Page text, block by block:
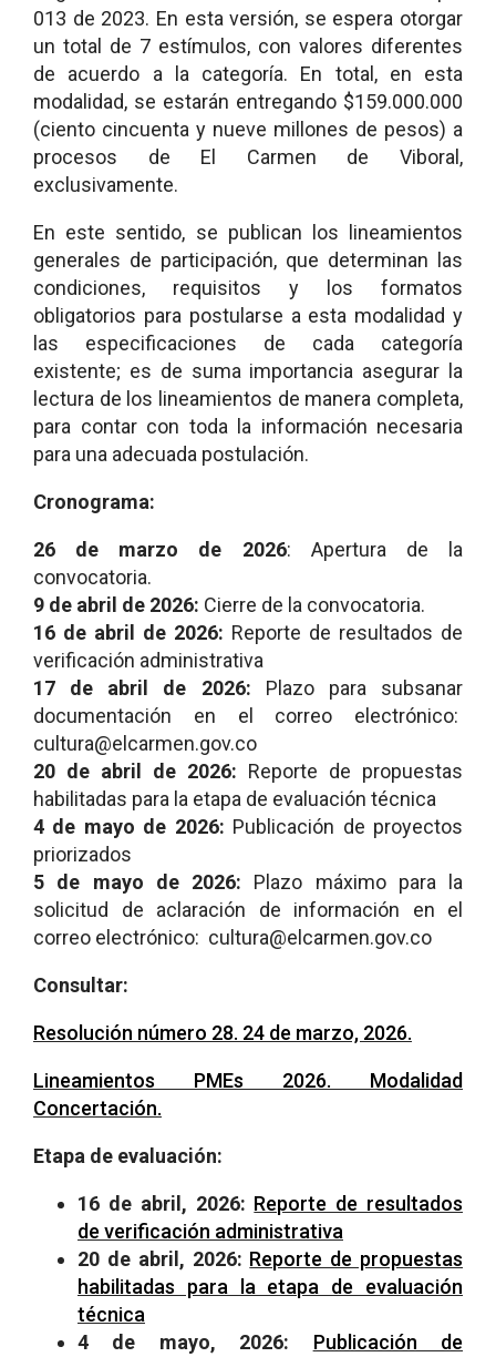
013 de 2023. En esta versión, se espera otorgar
un total de 7 estímulos, con valores diferentes
de acuerdo a la categoría. En total, en esta
modalidad, se estarán entregando $159.000.000
(ciento cincuenta y nueve millones de pesos) a
procesos de El Carmen de Viboral,
exclusivamente.
En este sentido, se publican los lineamientos
generales de participación, que determinan las
condiciones, requisitos y los formatos
obligatorios para postularse a esta modalidad y
las especificaciones de cada categoría
existente; es de suma importancia asegurar la
lectura de los lineamientos de manera completa,
para contar con toda la información necesaria
para una adecuada postulación.
Cronograma:
26 de marzo de 2026: Apertura de la
convocatoria.
9 de abril de 2026: Cierre de la convocatoria.
16 de abril de 2026: Reporte de resultados de
verificación administrativa
17 de abril de 2026: Plazo para subsanar
documentación en el correo electrónico:
cultura@elcarmen.gov.co
20 de abril de 2026: Reporte de propuestas
habilitadas para la etapa de evaluación técnica
4 de mayo de 2026: Publicación de proyectos
priorizados
5 de mayo de 2026: Plazo máximo para la
solicitud de aclaración de información en el
correo electrónico: cultura@elcarmen.gov.co
Consultar:
Resolución número 28. 24 de marzo, 2026.
Lineamientos PMEs 2026. Modalidad
Concertación.
Etapa de evaluación:
16 de abril, 2026: Reporte de resultados
de verificación administrativa
20 de abril, 2026: Reporte de propuestas
habilitadas para la etapa de evaluación
técnica
4 de mayo, 2026:
Publicación de